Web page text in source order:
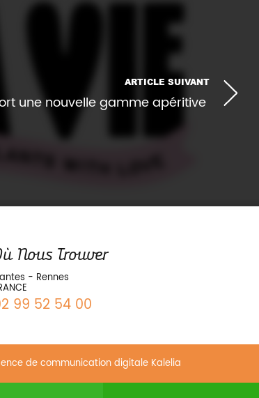
ARTICLE SUIVANT
une nouvelle gamme apéritive
Nous Trouver
- Rennes
99 52 54 00
de communication digitale Kalelia